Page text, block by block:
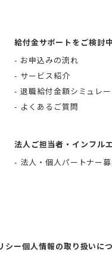
給付金サポートをご検討
お申込みの流れ
サービス紹介
退職給付金額シミュレ
よくあるご質問
法人ご担当者・インフル
法人・個人パートナー
シー個人情報の取り扱いに